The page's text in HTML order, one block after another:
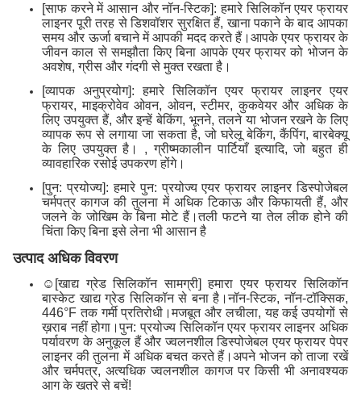
[साफ करने में आसान और नॉन-स्टिक]: हमारे सिलिकॉन एयर फ्रायर
लाइनर पूरी तरह से डिशवॉशर सुरक्षित हैं, खाना पकाने के बाद आपका
समय और ऊर्जा बचाने में आपकी मदद करते हैं।आपके एयर फ्रायर के
जीवन काल से समझौता किए बिना आपके एयर फ्रायर को भोजन के
अवशेष, ग्रीस और गंदगी से मुक्त रखता है।
[व्यापक अनुप्रयोग]: हमारे सिलिकॉन एयर फ्रायर लाइनर एयर
फ्रायर, माइक्रोवेव ओवन, ओवन, स्टीमर, कुकवेयर और अधिक के
लिए उपयुक्त हैं, और इन्हें बेकिंग, भूनने, तलने या भोजन रखने के लिए
व्यापक रूप से लगाया जा सकता है, जो घरेलू बेकिंग, कैंपिंग, बारबेक्यू
के लिए उपयुक्त है। , ग्रीष्मकालीन पार्टियाँ इत्यादि, जो बहुत ही
व्यावहारिक रसोई उपकरण होंगे।
[पुन: प्रयोज्य]: हमारे पुन: प्रयोज्य एयर फ्रायर लाइनर डिस्पोजेबल
चर्मपत्र कागज की तुलना में अधिक टिकाऊ और किफायती हैं, और
जलने के जोखिम के बिना मोटे हैं।तली फटने या तेल लीक होने की
चिंता किए बिना इसे लेना भी आसान है
उत्पाद अधिक विवरण
☺[खाद्य ग्रेड सिलिकॉन सामग्री] हमारा एयर फ्रायर सिलिकॉन
बास्केट खाद्य ग्रेड सिलिकॉन से बना है।नॉन-स्टिक, नॉन-टॉक्सिक,
446°F तक गर्मी प्रतिरोधी।मजबूत और लचीला, यह कई उपयोगों से
ख़राब नहीं होगा।पुन: प्रयोज्य सिलिकॉन एयर फ्रायर लाइनर अधिक
पर्यावरण के अनुकूल हैं और ज्वलनशील डिस्पोजेबल एयर फ्रायर पेपर
लाइनर की तुलना में अधिक बचत करते हैं।अपने भोजन को ताजा रखें
और चर्मपत्र, अत्यधिक ज्वलनशील कागज पर किसी भी अनावश्यक
आग के खतरे से बचें!